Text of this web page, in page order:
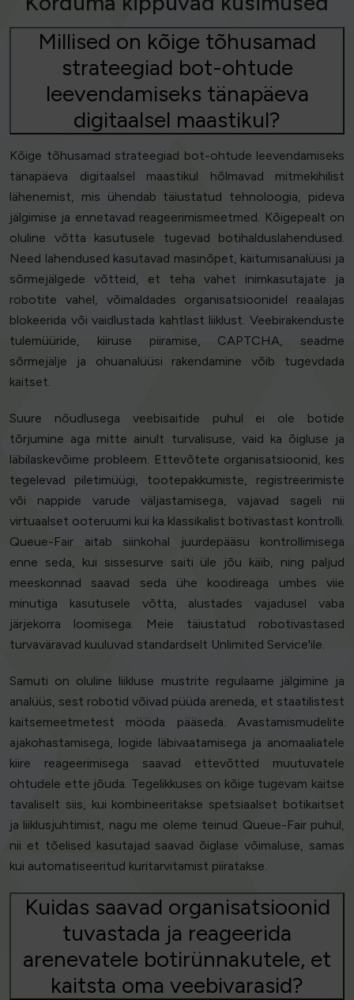
Millised on kõige tõhusamad
strateegiad bot-ohtude
leevendamiseks tänapäeva
digitaalsel maastikul?
Kõige tõhusamad strateegiad bot-ohtude leevendamiseks
tänapäeva digitaalsel maastikul hõlmavad mitmekihilist
lähenemist, mis ühendab täiustatud tehnoloogia, pideva
jälgimise ja ennetavad reageerimismeetmed. Kõigepealt on
oluline võtta kasutusele tugevad botihalduslahendused.
Need lahendused kasutavad masinõpet, käitumisanalüüsi ja
sõrmejälgede võtteid, et teha vahet inimkasutajate ja
robotite vahel, võimaldades organisatsioonidel reaalajas
blokeerida või vaidlustada kahtlast liiklust. Veebirakenduste
tulemüüride, kiiruse piiramise, CAPTCHA, seadme
sõrmejälje ja ohuanalüüsi rakendamine võib tugevdada
kaitset.
Suure nõudlusega veebisaitide puhul ei ole botide
tõrjumine aga mitte ainult turvalisuse, vaid ka õigluse ja
läbilaskevõime probleem. Ettevõtete organisatsioonid, kes
tegelevad piletimüügi, tootepakkumiste, registreerimiste
või nappide varude väljastamisega, vajavad sageli nii
virtuaalset ooteruumi kui ka klassikalist botivastast kontrolli.
Queue-Fair aitab siinkohal juurdepääsu kontrollimisega
enne seda, kui sissesurve saiti üle jõu käib, ning paljud
meeskonnad saavad seda ühe koodireaga umbes viie
minutiga kasutusele võtta, alustades vajadusel vaba
järjekorra loomisega. Meie täiustatud robotivastased
turvaväravad kuuluvad standardselt Unlimited Service'ile.
Samuti on oluline liikluse mustrite regulaarne jälgimine ja
analüüs, sest robotid võivad püüda areneda, et staatilistest
kaitsemeetmetest mööda pääseda. Avastamismudelite
ajakohastamisega, logide läbivaatamisega ja anomaaliatele
kiire reageerimisega saavad ettevõtted muutuvatele
ohtudele ette jõuda. Tegelikkuses on kõige tugevam kaitse
tavaliselt siis, kui kombineeritakse spetsiaalset botikaitset
ja liiklusjuhtimist, nagu me oleme teinud Queue-Fair puhul,
nii et tõelised kasutajad saavad õiglase võimaluse, samas
kui automatiseeritud kuritarvitamist piiratakse.
Kuidas saavad organisatsioonid
tuvastada ja reageerida
arenevatele botirünnakutele, et
kaitsta oma veebivarasid?